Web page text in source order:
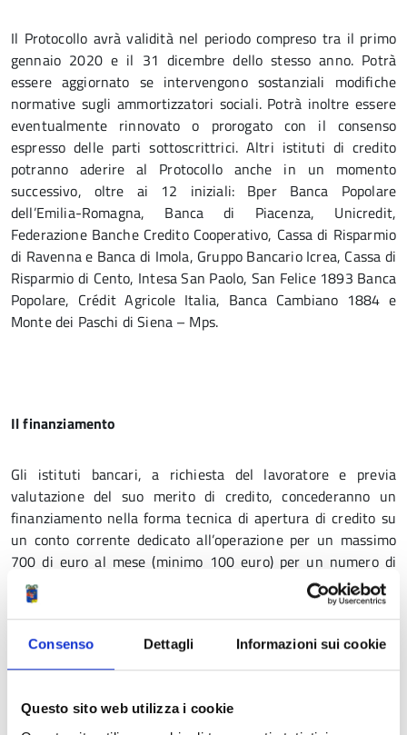
Consenso Dettagli Informazioni sui cookie
Questo sito web utilizza i cookie
Il Protocollo avrà validità nel periodo compreso tra il primo
gennaio 2020 e il 31 dicembre dello stesso anno. Potrà
essere aggiornato se intervengono sostanziali modifiche
normative sugli ammortizzatori sociali. Potrà inoltre essere
eventualmente rinnovato o prorogato con il consenso
espresso delle parti sottoscrittrici. Altri istituti di credito
potranno aderire al Protocollo anche in un momento
successivo, oltre ai 12 iniziali: Bper Banca Popolare
dell’Emilia-Romagna, Banca di Piacenza, Unicredit,
Federazione Banche Credito Cooperativo, Cassa di Risparmio
di Ravenna e Banca di Imola, Gruppo Bancario Icrea, Cassa di
Risparmio di Cento, Intesa San Paolo, San Felice 1893 Banca
Popolare, Crédit Agricole Italia, Banca Cambiano 1884 e
Monte dei Paschi di Siena – Mps.
Il finanziamento
Gli istituti bancari, a richiesta del lavoratore e previa
valutazione del suo merito di credito, concederanno un
finanziamento nella forma tecnica di apertura di credito su
un conto corrente dedicato all’operazione per un massimo
700 di euro al mese (minimo 100 euro) per un numero di
mensilità pari a: 9 mesi per Cigs e Cigs per Contratti di
solidarietà difensivo (per un massimo di 6.300 euro); 2
mensilità nell’anno solare per Cig in deroga (per un massimo
di 1.400 euro); 3 mensilità per Cigo (per un massimo di 2.100
euro); 3 mensilità per il Fondo di integrazione salariale (per